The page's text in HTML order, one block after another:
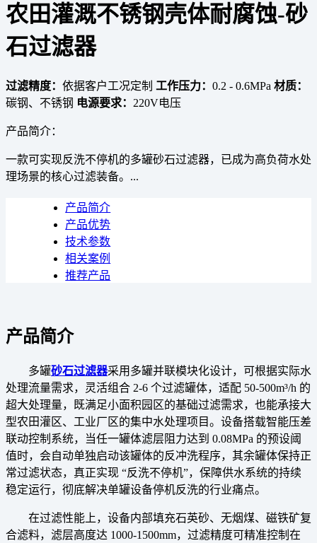
农田灌溉不锈钢壳体耐腐蚀-砂
石过滤器
过滤精度： 依据客户工况定制 工作压力： 0.2 - 0.6MPa 材质：
碳钢、不锈钢 电源要求： 220V电压
产品简介：
一款可实现反洗不停机的多罐砂石过滤器，已成为高负荷水处
理场景的核心过滤装备。...
产品简介
产品优势
技术参数
相关案例
推荐产品
产品简介
多罐砂石过滤器采用 多罐并联模块化设计，可根据实际水
处理流量需求，灵活组合 2-6 个过滤罐体，适配 50-500m³/h 的
超大处理量，既满足小面积园区的基础过滤需求，也能承接大
型农田灌区、工业厂区的集中水处理项目。设备搭载智能压差
联动控制系统，当任一罐体滤层阻力达到 0.08MPa 的预设阈
值时，会自动单独启动该罐体的反冲洗程序，其余罐体保持正
常过滤状态，真正实现 “反洗不停机”，保障供水系统的持续
稳定运行，彻底解决单罐设备停机反洗的行业痛点。
在过滤性能上，设备内部填充石英砂、无烟煤、磁铁矿复
合滤料，滤层高度达 1000-1500mm，过滤精度可精准控制在